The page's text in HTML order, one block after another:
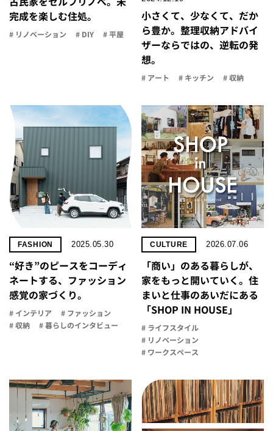
完成を楽しむ住処。
# リノベーション # DIY # 平屋
小さくて、少なくて、だか
ら豊か。整理収納アドバイ
ザーならではの、逆転の発
想。
# アート # キッチン # 収納
FASHION 2025.05.30
“好き”のピースをコーディ
ネートする、ファッション
感覚の家づくり。
# インテリア
# ファッション
# 収納
# 暮らしのインタビュー
CULTURE 2026.07.06
「商い」の​ある​暮らしが、​
家を​もっと​開いていく。​住
まいと​仕事の​あいだに​ある​
「SHOP IN HOUSE」
# ライフスタイル
# リノベーション
# ワークスペース